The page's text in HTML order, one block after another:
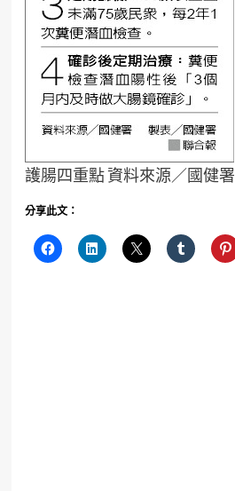
護腸四重點 資料來源／國健署
分享此文：